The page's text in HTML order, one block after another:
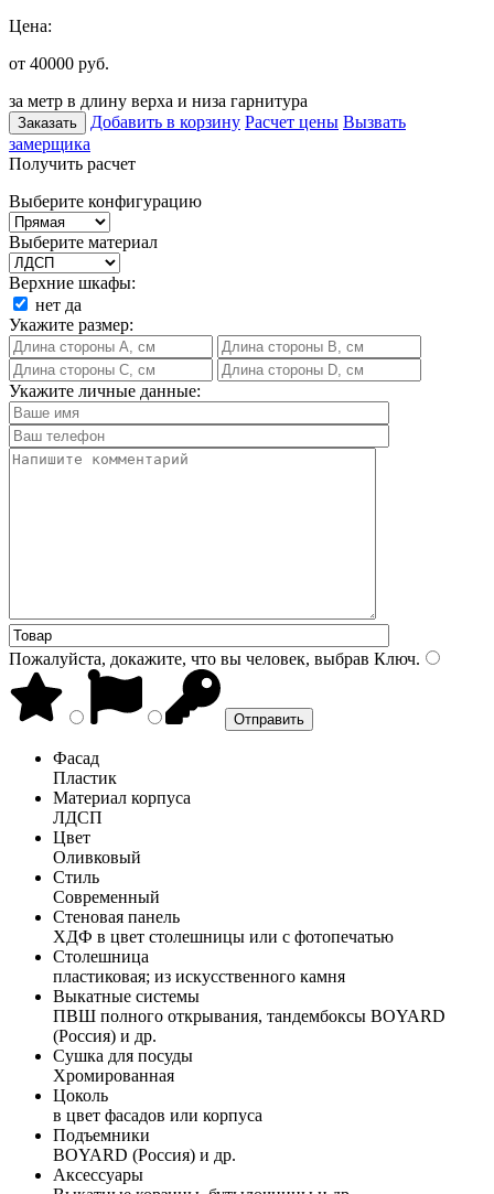
Цена:
от 40000 руб.
за метр в длину верха и низа гарнитура
Заказать Добавить в корзину Расчет цены Вызвать
замерщика
Получить расчет
Выберите конфигурацию
Выберите материал
Верхние шкафы:
нет да
Укажите размер:
Укажите личные данные:
Пожалуйста, докажите, что вы человек, выбрав Ключ.
Фасад
Пластик
Материал корпуса
ЛДСП
Цвет
Оливковый
Стиль
Современный
Стеновая панель
ХДФ в цвет столешницы или с фотопечатью
Столешница
пластиковая; из искусственного камня
Выкатные системы
ПВШ полного открывания, тандембоксы BOYARD
(Россия) и др.
Сушка для посуды
Хромированная
Цоколь
в цвет фасадов или корпуса
Подъемники
BOYARD (Россия) и др.
Аксессуары